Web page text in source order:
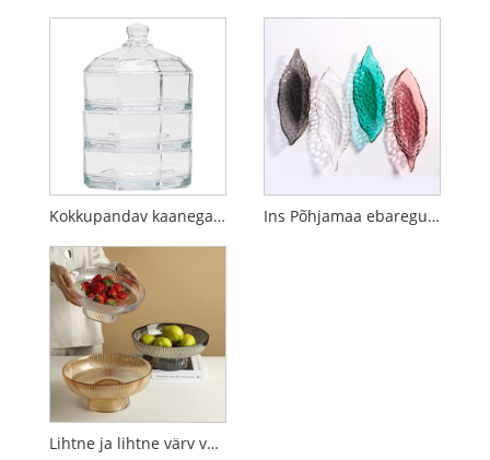
Kokkupandav kaanega klaasist komminõu Ins Põhjamaa ebaregulaarne hernepuuvilja klaasist roog
Lihtne ja lihtne värv vertikaalne mustriga kõrge jalaga klaasist puuviljaplaat